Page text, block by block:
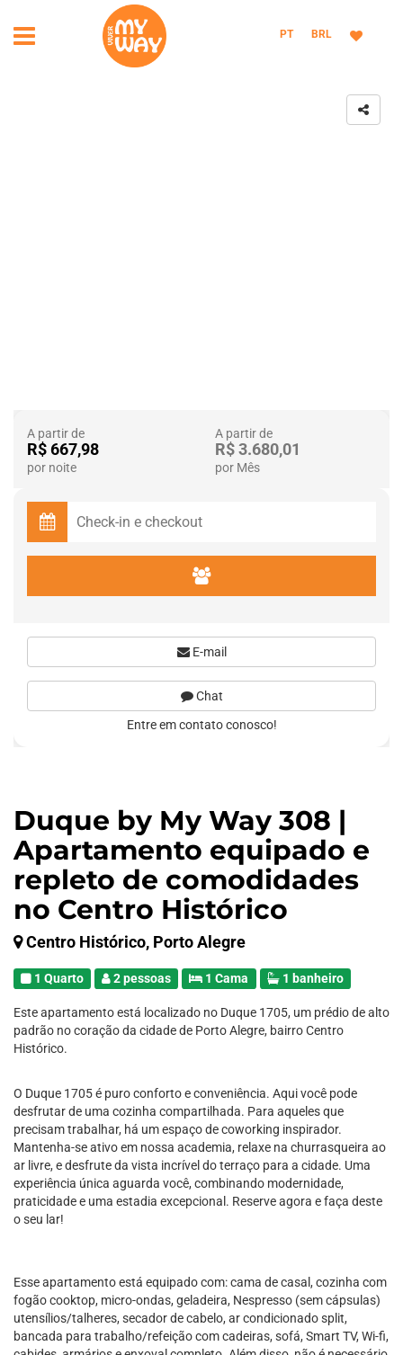
PT BRL
Duque by My Way 308 |
Apartamento equipado e
repleto de comodidades
no Centro Histórico
Centro Histórico, Porto Alegre
1 Quarto 2 pessoas 1 Cama 1 banheiro
Este apartamento está localizado no Duque 1705, um prédio de alto
padrão no coração da cidade de Porto Alegre, bairro Centro
Histórico.
O Duque 1705 é puro conforto e conveniência. Aqui você pode
desfrutar de uma cozinha compartilhada. Para aqueles que
precisam trabalhar, há um espaço de coworking inspirador.
Mantenha-se ativo em nossa academia, relaxe na churrasqueira ao
ar livre, e desfrute da vista incrível do terraço para a cidade. Uma
experiência única aguarda você, combinando modernidade,
praticidade e uma estadia excepcional. Reserve agora e faça deste
o seu lar!
Esse apartamento está equipado com: cama de casal, cozinha com
fogão cooktop, micro-ondas, geladeira, Nespresso (sem cápsulas)
utensílios/talheres, secador de cabelo, ar condicionado split,
bancada para trabalho/refeição com cadeiras, sofá, Smart TV, Wi-fi,
A partir de
R$ 667,98
por noite
A partir de
R$ 3.680,01
por Mês
E-mail
Chat
Entre em contato conosco!